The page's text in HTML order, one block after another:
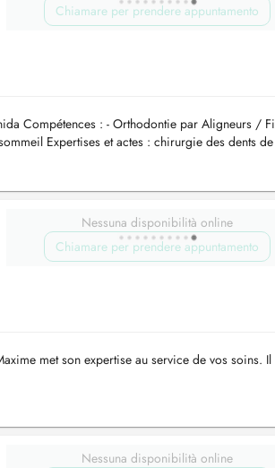
Chiamare per prendere appuntamento
Compétences : - Orthodontie par Aligneurs /
Expertises et actes : chirurgie des dents de
Nessuna disponibilità online
Chiamare per prendere appuntamento
met son expertise au service de vos soins. Il
Nessuna disponibilità online